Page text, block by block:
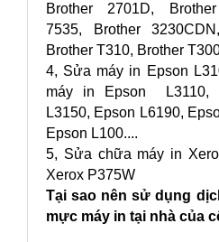
Brother 2701D, Brother
7535, Brother
Brother T310, Brother
4, Sửa máy in Epson
máy in Epson L3110,
L3150, Epson L6190,
Epson L100....
5, Sửa chữa máy in
Xerox P375W
Tại sao nên sử dụng
mực máy in tại nhà của